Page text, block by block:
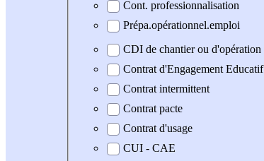
Cont. professionnalisation
Prépa.opérationnel.emploi
CDI de chantier ou d'opération
Contrat d'Engagement Educatif
Contrat intermittent
Contrat pacte
Contrat d'usage
CUI - CAE